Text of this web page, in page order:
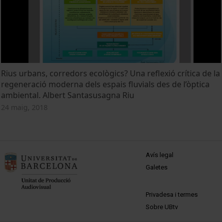
Rius urbans, corredors ecològics? Una reflexió crítica de la
regeneració moderna dels espais fluvials des de l’òptica
ambiental. Albert Santasusagna Riu
24 maig, 2018
MENÚ PEU 1
Avís legal
Galetes
PEU 2
Privadesa i termes
Sobre UBtv